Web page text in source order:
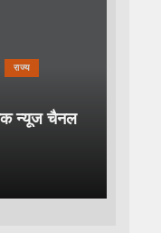
राज्य
न्यूज चैनल